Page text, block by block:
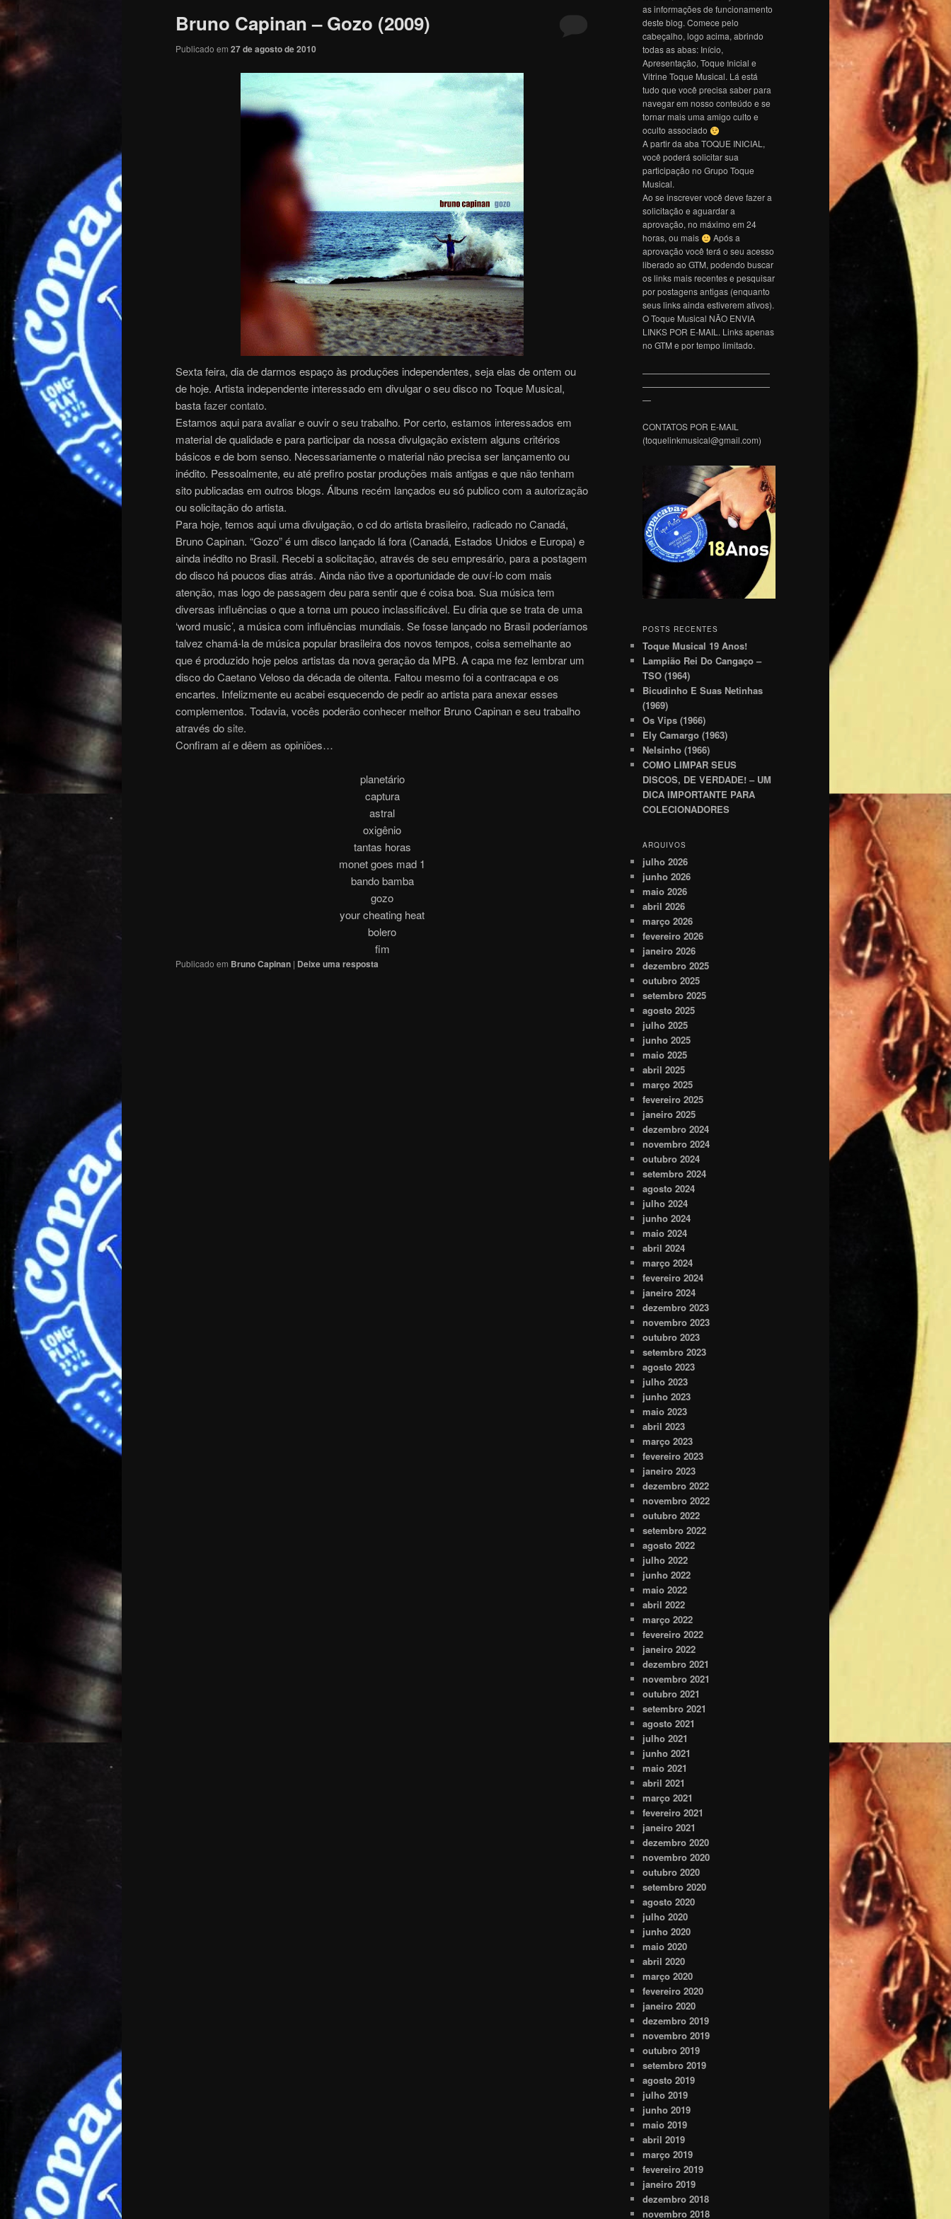
Bruno Capinan – Gozo (2009)
Publicado em 27 de agosto de 2010
Sexta feira, dia de darmos espaço às produções independentes, seja elas de ontem ou
de hoje. Artista independente interessado em divulgar o seu disco no Toque Musical,
bastafazer contato.
Estamos aqui para avaliar e ouvir o seu trabalho. Por certo, estamos interessados em
material de qualidade e para participar da nossa divulgação existem alguns critérios
básicos e de bom senso. Necessariamente o material não precisa ser lançamento ou
inédito. Pessoalmente, eu até prefiro postar produções mais antigas e que não tenham
sito publicadas em outros blogs. Álbuns recém lançados eu só publico com a autorização
ou solicitação do artista.
Para hoje, temos aqui uma divulgação, o cd do artista brasileiro, radicado no Canadá,
Bruno Capinan. “Gozo” é um disco lançado lá fora (Canadá, Estados Unidos e Europa) e
ainda inédito no Brasil. Recebi a solicitação, através de seu empresário, para a postagem
do disco há poucos dias atrás. Ainda não tive a oportunidade de ouví-lo com mais
atenção, mas logo de passagem deu para sentir que é coisa boa. Sua música tem
diversas influências o que a torna um pouco inclassificável. Eu diria que se trata de uma
‘word music’, a música com influências mundiais. Se fosse lançado no Brasil poderíamos
talvez chamá-la de música popular brasileira dos novos tempos, coisa semelhante ao
que é produzido hoje pelos artistas da nova geração da MPB. A capa me fez lembrar um
disco do Caetano Veloso da década de oitenta. Faltou mesmo foi a contracapa e os
encartes. Infelizmente eu acabei esquecendo de pedir ao artista para anexar esses
complementos. Todavia, vocês poderão conhecer melhor Bruno Capinan e seu trabalho
através dosite.
Confiram aí e dêem as opiniões…
planetário
captura
astral
oxigênio
tantas horas
monet goes mad 1
bando bamba
gozo
your cheating heat
bolero
fim
Publicado em Bruno Capinan | Deixe uma resposta
as informações de funcionamento
deste blog. Comece pelo
cabeçalho, logo acima, abrindo
todas as abas: Início,
Apresentação, Toque Inicial e
Vitrine Toque Musical. Lá está
tudo que você precisa saber para
navegar em nosso conteúdo e se
tornar mais uma amigo culto e
oculto associado
A partir da aba TOQUE INICIAL,
você poderá solicitar sua
participação no Grupo Toque
Musical.
Ao se inscrever você deve fazer a
solicitação e aguardar a
aprovação, no máximo em 24
horas, ou mais
Após a
aprovação você terá o seu acesso
liberado ao GTM, podendo buscar
os links mais recentes e pesquisar
por postagens antigas (enquanto
seus links ainda estiverem ativos).
O Toque Musical NÃO ENVIA
LINKS POR E-MAIL. Links apenas
no GTM e por tempo limitado.
———————————————
———————————————
—
CONTATOS POR E-MAIL
(toquelinkmusical@gmail.com)
POSTS RECENTES
Toque Musical 19 Anos!
Lampião Rei Do Cangaço –
TSO (1964)
Bicudinho E Suas Netinhas
(1969)
Os Vips (1966)
Ely Camargo (1963)
Nelsinho (1966)
COMO LIMPAR SEUS
DISCOS, DE VERDADE! – UM
DICA IMPORTANTE PARA
COLECIONADORES
ARQUIVOS
julho 2026
junho 2026
maio 2026
abril 2026
março 2026
fevereiro 2026
janeiro 2026
dezembro 2025
outubro 2025
setembro 2025
agosto 2025
julho 2025
junho 2025
maio 2025
abril 2025
março 2025
fevereiro 2025
janeiro 2025
dezembro 2024
novembro 2024
outubro 2024
setembro 2024
agosto 2024
julho 2024
junho 2024
maio 2024
abril 2024
março 2024
fevereiro 2024
janeiro 2024
dezembro 2023
novembro 2023
outubro 2023
setembro 2023
agosto 2023
julho 2023
junho 2023
maio 2023
abril 2023
março 2023
fevereiro 2023
janeiro 2023
dezembro 2022
novembro 2022
outubro 2022
setembro 2022
agosto 2022
julho 2022
junho 2022
maio 2022
abril 2022
março 2022
fevereiro 2022
janeiro 2022
dezembro 2021
novembro 2021
outubro 2021
setembro 2021
agosto 2021
julho 2021
junho 2021
maio 2021
abril 2021
março 2021
fevereiro 2021
janeiro 2021
dezembro 2020
novembro 2020
outubro 2020
setembro 2020
agosto 2020
julho 2020
junho 2020
maio 2020
abril 2020
março 2020
fevereiro 2020
janeiro 2020
dezembro 2019
novembro 2019
outubro 2019
setembro 2019
agosto 2019
julho 2019
junho 2019
maio 2019
abril 2019
março 2019
fevereiro 2019
janeiro 2019
dezembro 2018
novembro 2018